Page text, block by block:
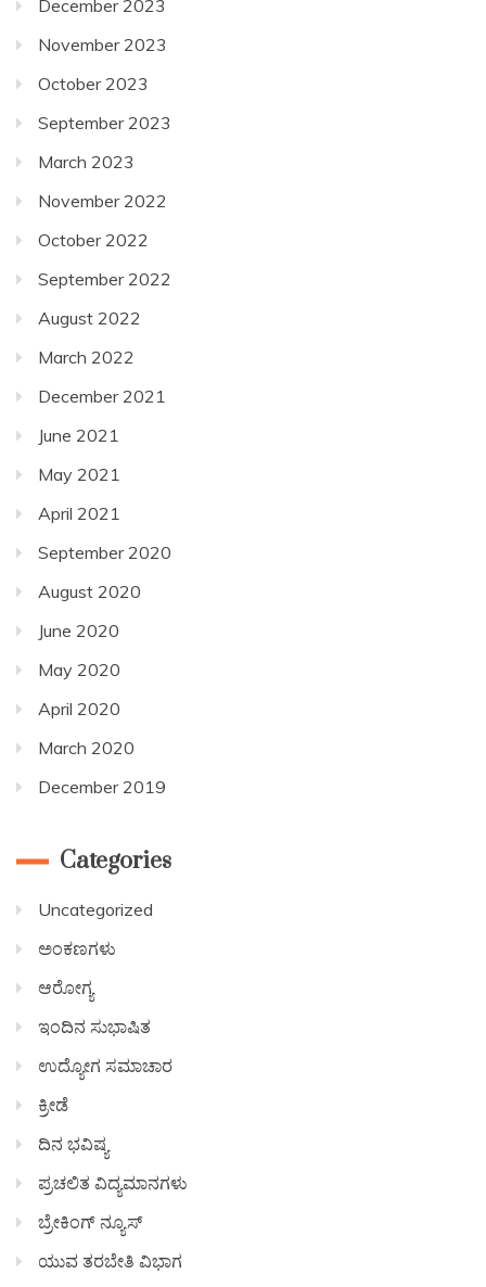
December 2023
November 2023
October 2023
September 2023
March 2023
November 2022
October 2022
September 2022
August 2022
March 2022
December 2021
June 2021
May 2021
April 2021
September 2020
August 2020
June 2020
May 2020
April 2020
March 2020
December 2019
Categories
Uncategorized
ಅಂಕಣಗಳು
ಆರೋಗ್ಯ
ಇಂದಿನ ಸುಭಾಷಿತ
ಉದ್ಯೋಗ ಸಮಾಚಾರ
ಕ್ರೀಡೆ
ದಿನ ಭವಿಷ್ಯ
ಪ್ರಚಲಿತ ವಿದ್ಯಮಾನಗಳು
ಬ್ರೇಕಿಂಗ್ ನ್ಯೂಸ್
ಯುವ ತರಬೇತಿ ವಿಭಾಗ